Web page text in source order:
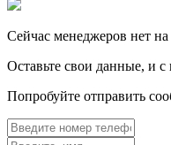
Cейчас менеджеров нет на
Оставьте свои данные, и с
Попробуйте отправить